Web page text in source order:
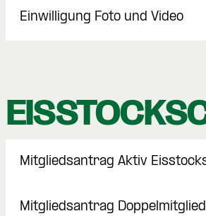
Einwilligung Foto und Video
Mitgliedsantrag Aktiv
Mitgliedsantrag